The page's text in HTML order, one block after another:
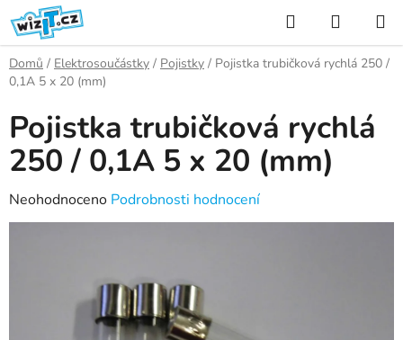
Přejít
na
obsah
Hledat
KOŠÍK
Domů / Elektrosoučástky / Pojistky / Pojistka trubičková rychlá 250 /
0,1A 5 x 20 (mm)
Pojistka trubičková rychlá
250 / 0,1A 5 x 20 (mm)
Průměrné
hodnocení
Neohodnoceno Podrobnosti hodnocení